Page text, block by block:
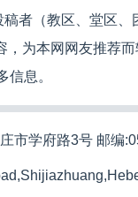
者（教区、堂区、
，为本网网友推荐
息。
市学府路3号 邮编